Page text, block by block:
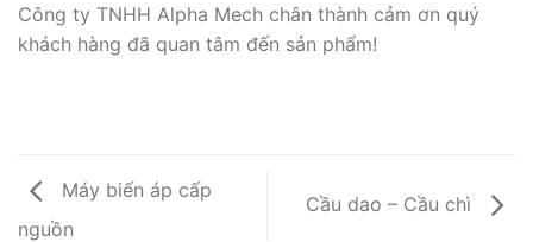
Công ty TNHH Alpha Mech chân thành cảm ơn quý
khách hàng đã quan tâm đến sản phẩm!
Máy biến áp cấp
nguồn
Cầu dao – Cầu chì